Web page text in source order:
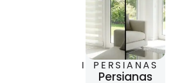
AUTOMATIZACIÓNPERSIANAS
Persianas